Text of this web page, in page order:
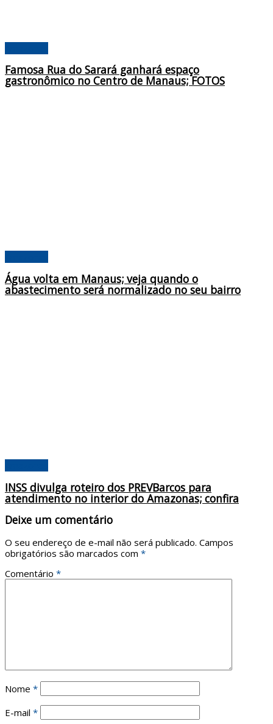
Famosa Rua do Sarará ganhará espaço
gastronômico no Centro de Manaus; FOTOS
Água volta em Manaus; veja quando o
abastecimento será normalizado no seu bairro
INSS divulga roteiro dos PREVBarcos para
atendimento no interior do Amazonas; confira
Deixe um comentário
O seu endereço de e-mail não será publicado. Campos
obrigatórios são marcados com *
Comentário *
Nome *
E-mail *